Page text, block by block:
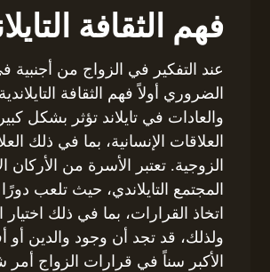
فهم الثقافة
عند التفكير في الزواج من أجنبية
الضروري أولاً فهم الثقافة
والعادات في تايلاند تؤثر بشكل
العلاقات الإنسانية، بما في ذلك
الزوجية. تعتبر الأسرة من الأركان
المجتمع التايلاندي، حيث تلعب
اتخاذ القرارات، بما في ذلك
ولذلك، قد تجد أن وجود والدين أو
الأكبر سناً في قرارات الزواج أمر